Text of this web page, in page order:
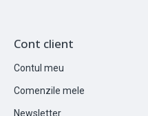
Cont client
Contul meu
Comenzile mele
Newsletter